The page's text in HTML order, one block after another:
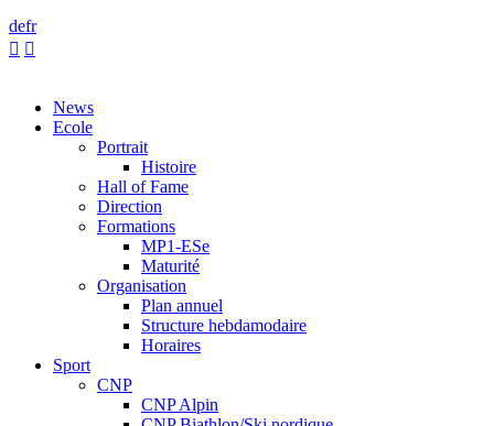
defr
 
News
Ecole
Portrait
Histoire
Hall of Fame
Direction
Formations
MP1-ESe
Maturité
Organisation
Plan annuel
Structure hebdamodaire
Horaires
Sport
CNP
CNP Alpin